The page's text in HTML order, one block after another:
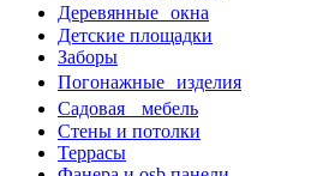
Деревянные окна
Детские площадки
Заборы
Погонажные изделия
Садовая мебель
Стены и потолки
Террасы